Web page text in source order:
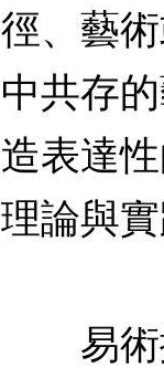
徑、藝
中共存
造表達
理論與
易術擷